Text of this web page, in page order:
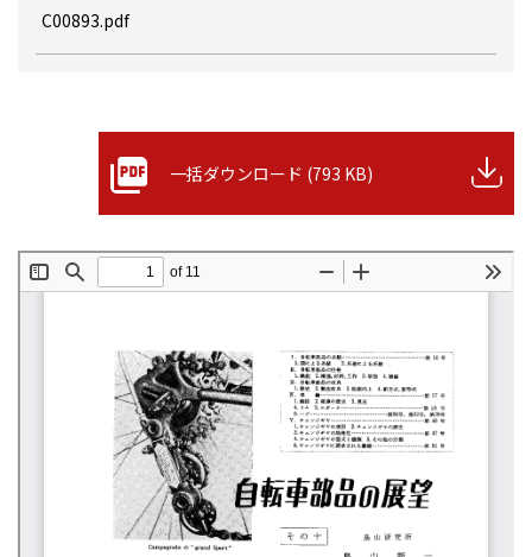
C00893.pdf
一括ダウンロード (793 KB)